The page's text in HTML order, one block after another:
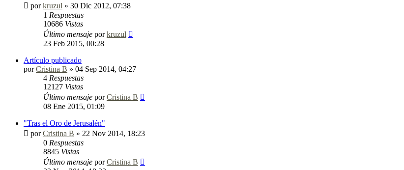
porkruzul » 30 Dic 2012, 07:38
1 Respuestas
10686 Vistas
Último mensaje porkruzul
23 Feb 2015, 00:28
Artículo publicado
porCristina B » 04 Sep 2014, 04:27
4 Respuestas
12127 Vistas
Último mensaje porCristina B
08 Ene 2015, 01:09
"Tras el Oro de Jerusalén"
porCristina B » 22 Nov 2014, 18:23
0 Respuestas
8845 Vistas
Último mensaje porCristina B